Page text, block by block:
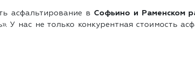
асфальтирование в Софьино и Раменском
У нас не только конкурентная стоимость